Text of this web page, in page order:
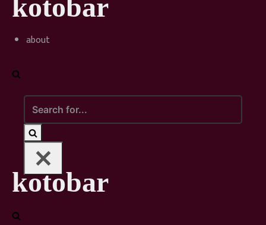
content
kotobar
about
Search
for...
kotobar